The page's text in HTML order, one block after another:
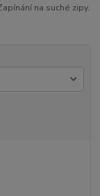
na suché zipy.